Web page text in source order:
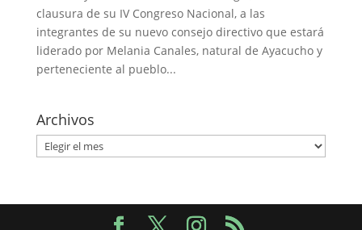
clausura de su IV Congreso Nacional, a las
integrantes de su nuevo consejo directivo que estará
liderado por Melania Canales, natural de Ayacucho y
perteneciente al pueblo...
Archivos
Archivos